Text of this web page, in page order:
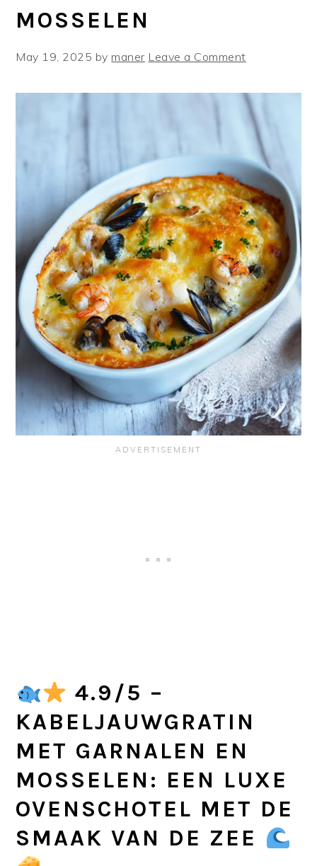
MOSSELEN
May 19, 2025 bymaner Leave a Comment
4.9/5 –
KABELJAUWGRATIN
MET GARNALEN EN
MOSSELEN: EEN LUXE
OVENSCHOTEL MET DE
SMAAK VAN DE ZEE